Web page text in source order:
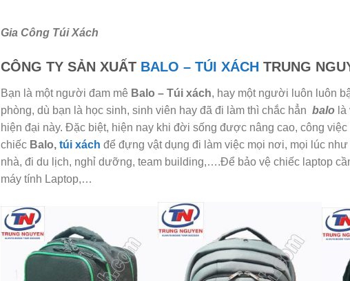
Gia Công Túi Xách
CÔNG TY SẢN XUẤT BALO – TÚI XÁCH TRUNG
Bạn là một người đam mê Balo – Túi xách, hay một người luôn luôn
phòng, dù bạn là học sinh, sinh viên hay đã đi làm thì chắc hẳn balo
hiện đại này. Đặc biệt, hiện nay khi đời sống được nâng cao, công
chiếc Balo, túi xách để đựng vật dụng đi làm việc mọi nơi, mọi lúc
nhà, đi du lịch, nghỉ dưỡng, team building,….Để bảo vệ chiếc laptop
máy tính Laptop,…